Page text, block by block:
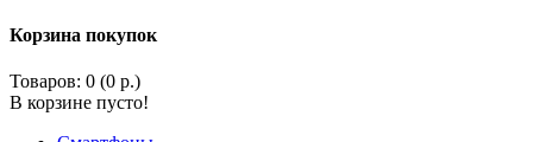
Корзина покупок
Товаров: 0 (0 р.)
В корзине пусто!